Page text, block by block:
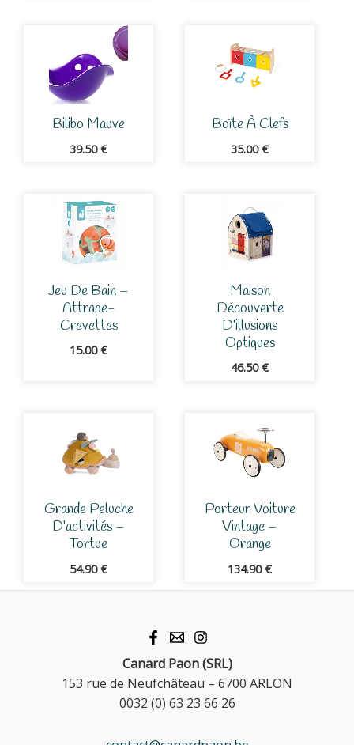
Bilibo Mauve
39.50€
Boîte À Clefs
35.00€
Jeu De Bain –
Attrape-
Crevettes
15.00€
Maison
Découverte
D’illusions
Optiques
46.50€
Grande Peluche
D’activités –
Tortue
54.90€
Porteur Voiture
Vintage –
Orange
134.90€
Canard Paon (SRL)
153 rue de Neufchâteau – 6700 ARLON
0032 (0) 63 23 66 26